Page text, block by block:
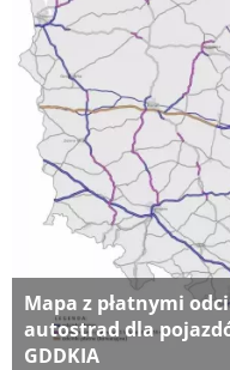
Mapa z płatnymi
autostrad dla
GDDKIA